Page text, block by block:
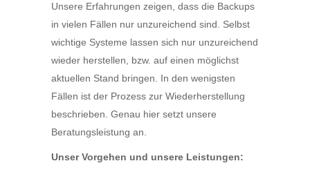
Unsere Erfahrungen zeigen, dass die Backups
in vielen Fällen nur unzureichend sind. Selbst
wichtige Systeme lassen sich nur unzureichend
wieder herstellen, bzw. auf einen möglichst
aktuellen Stand bringen. In den wenigsten
Fällen ist der Prozess zur Wiederherstellung
beschrieben. Genau hier setzt unsere
Beratungsleistung an.
Unser Vorgehen und unsere Leistungen: